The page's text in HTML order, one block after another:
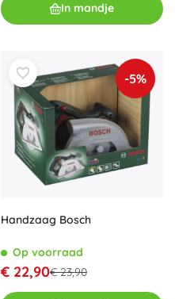
In mandje
-5%
Handzaag Bosch
Op voorraad
€ 22,90€ 23,90